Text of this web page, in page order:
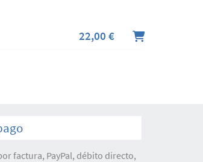
22,00 €
factura, PayPal, débito directo,